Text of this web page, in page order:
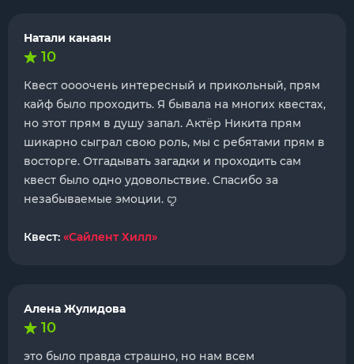
Натали канаян
10
Квест оооочень интересный и прикольный, прям
кайф было проходить. Я бывала на многих квестах,
но этот прям в душу запал. Актёр Никита прям
шикарно сыграл свою роль, мы с ребятами прям в
восторге. Отгадывать загадки и проходить сам
квест было одно удовольствие. Спасибо за
незабываемые эмоции. ꨄ
Квест: «Сайлент Хилл»
Алена Жулидова
10
это было правда страшно, но нам всем